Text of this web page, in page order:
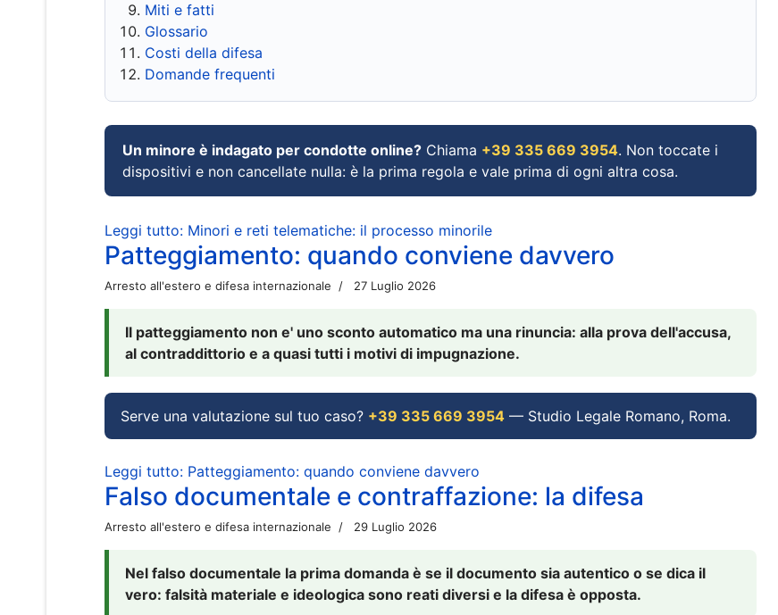
Miti e fatti
Glossario
Costi della difesa
Domande frequenti
Un minore è indagato per condotte online? Chiama +39 335 669 3954. Non toccate i
dispositivi e non cancellate nulla: è la prima regola e vale prima di ogni altra cosa.
Leggi tutto: Minori e reti telematiche: il processo minorile
Patteggiamento: quando conviene davvero
Arresto all'estero e difesa internazionale 27 Luglio 2026
Il patteggiamento non e' uno sconto automatico ma una rinuncia: alla prova dell'accusa,
al contraddittorio e a quasi tutti i motivi di impugnazione.
Serve una valutazione sul tuo caso? +39 335 669 3954 — Studio Legale Romano, Roma.
Leggi tutto: Patteggiamento: quando conviene davvero
Falso documentale e contraffazione: la difesa
Arresto all'estero e difesa internazionale 29 Luglio 2026
Nel falso documentale la prima domanda è se il documento sia autentico o se dica il
vero: falsità materiale e ideologica sono reati diversi e la difesa è opposta.